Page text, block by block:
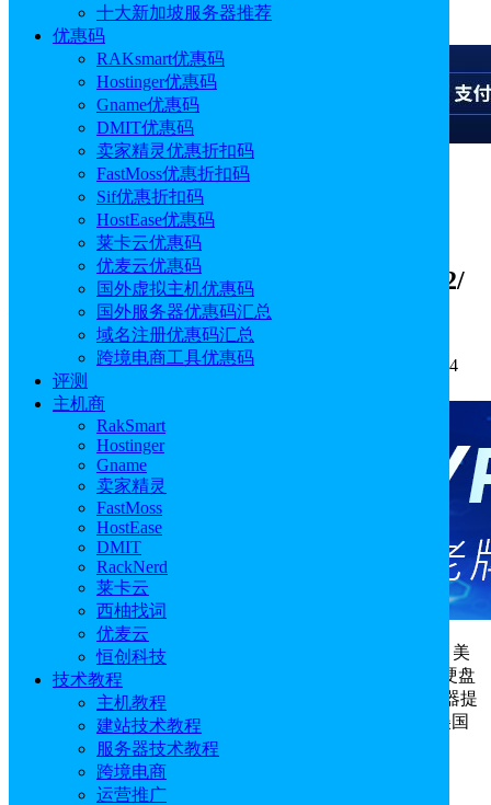
十大新加坡服务器推荐
优惠码
RAKsmart优惠码
Hostinger优惠码
Gname优惠码
DMIT优惠码
卖家精灵优惠折扣码
FastMoss优惠折扣码
Sif优惠折扣码
HostEase优惠码
莱卡云优惠码
优麦云优惠码
国外虚拟主机优惠码
国外服务器优惠码汇总
域名注册优惠码汇总
跨境电商工具优惠码
评测
主机商
RakSmart
Hostinger
Gname
卖家精灵
FastMoss
HostEase
DMIT
RackNerd
莱卡云
西柚找词
优麦云
恒创科技
技术教程
主机教程
建站技术教程
服务器技术教程
跨境电商
运营推广
ColoCrossing八月优惠 美国VPS月付
$2.57起 美国服务器4核16G低至$124.92/
作者: Aimee 分类:优惠码
发布时间: 2025.08.08 11:28:14
更新于: 2025.08.08 11:28:14
ColoCrossing八月限时轮换优惠发布，覆盖
、美
国服务器和美国裸机云三种方案。1核1G内存，25G SSD硬盘
美国VPS月付仅需$2.57，标配1Gbps端口速度；美国服务器提
供4核和8核中型CPU配置，价格低至$124.92/年；4核8G美国
裸机云服务器每月13美元。
>>>>>点击进入官网立即抢购<<<<<